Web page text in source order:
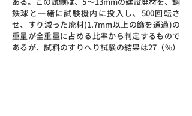
鉄球と一緒に試験機内に投入し、500回転さ
せ、すり減った廃材(1.7mm以上の篩を通過)の
重量が全重量に占める比率から判定するもので
あるが、試料のすりへり試験の結果は27（%）